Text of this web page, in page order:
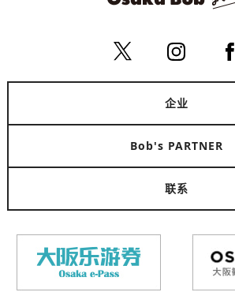
企业
Bob's PARTNER
联系